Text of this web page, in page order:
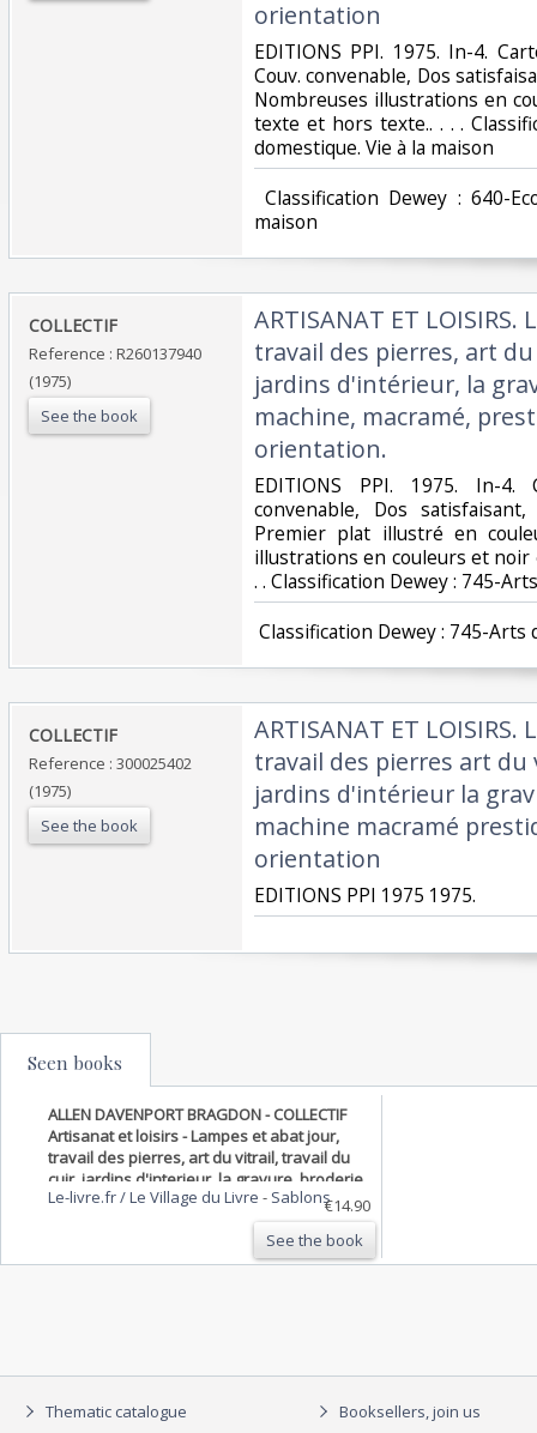
orientation‎
‎EDITIONS PPI. 1975. In-4.
Couv. convenable, Dos
Nombreuses illustrations en
texte et hors texte.. . . .
domestique. Vie à la maison‎
Classification Dewey : 640-
maison‎
‎COLLECTIF‎
Reference : R260137940
(1975)
See the book
‎ARTISANAT ET
travail des pierres, art
jardins d'intérieur, la
machine, macramé,
orientation.‎
‎EDITIONS PPI. 1975. In-4.
convenable, Dos
Premier plat illustré en
illustrations en couleurs et noir
. . Classification Dewey : 745-
Classification Dewey : 745-
‎COLLECTIF‎
Reference : 300025402
(1975)
See the book
‎ARTISANAT ET
travail des pierres art
jardins d'intérieur la
machine macramé
orientation‎
‎EDITIONS PPI 1975 1975.‎
Seen books
ALLEN DAVENPORT BRAGDON - COLLECTIF
Artisanat et loisirs - Lampes et abat jour,
travail des pierres, art du vitrail, travail du
cuir, jardins d'interieur, la gravure, broderie
a la machine, macrame, prestidigitation,
Le-livre.fr / Le Village du Livre - Sablons€14.90
See the book
Thematic catalogue
Booksellers, join us